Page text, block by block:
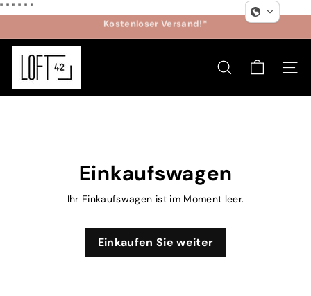
" " "" " "Direkt
Inhalt
Pause
Kostenloser Versand!*
F
SUCHE
Einkaufswagen
Ihr Einkaufswagen ist im Moment leer.
Einkaufen Sie weiter